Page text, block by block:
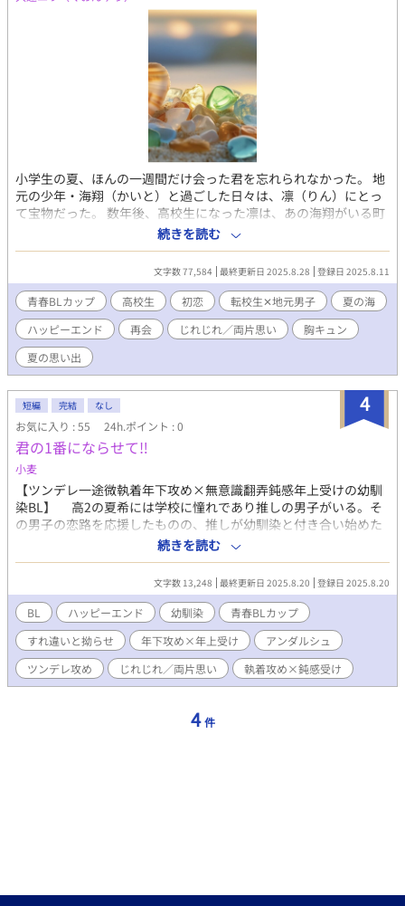
小学生の夏、ほんの一週間だけ会った君を忘れられなかった。 地
元の少年・海翔（かいと）と過ごした日々は、凛（りん）にとっ
て宝物だった。 数年後、高校生になった凛は、あの海翔がいる町
へ引っ越してきた。 潮の香り、輝く海、眩しい笑顔。 成長した海
翔は、まるで夏の光そのものだった。 俺のこと、覚えてなくても
いいんだ……。 胸の奥であの夏を抱きしめながら、凛は友達のフ
リをする。 ひたむきで色褪せない、夏の青春BLストーリー。 佐
伯 凛（さえき りん） 高校二年生 一ノ瀬 海翔（いちのせ
かいと）高校二年生 丸岡 李仁（まるおか りひと）高校二年生
続きを読む
文字数 77,584 最終更新日 2025.8.28 登録日 2025.8.11
青春BLカップ​ 高校生 初恋 転校生✕地元男子
夏の海
ハッピーエンド
再会 じれじれ／両片思い
胸キュン
夏の思い出
4
短編 完結 なし
お気に入り : 55 24h.ポイント : 0
君の1番にならせて‼︎
小麦
【ツンデレ一途微執着年下攻め×無意識翻弄鈍感年上受けの幼馴
染BL】 高2の夏希には学校に憧れであり推しの男子がいる。そ
の男子の恋路を応援したものの、推しが幼馴染と付き合い始めた
のを見て夏希はショックを受ける。 そんな夏希は、推しの彼女
の弟であるもう1人の幼馴染・晴に話を聞いてもらうことにする。
1つ歳下でツンデレ気味な晴が不機嫌ながらに夏希に告げた言葉は
──？
続きを読む
文字数 13,248 最終更新日 2025.8.20 登録日 2025.8.20
BL ハッピーエンド 幼馴染
青春BLカップ​
すれ違いと拗らせ
年下攻め×年上受け
アンダルシュ
ツンデレ攻め
じれじれ／両片思い 執着攻め×鈍感受け
4 件